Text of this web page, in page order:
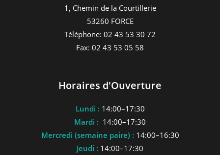
1, Chemin de la Courtillerie
53260 FORCE
Téléphone: 02 43 53 30 72
Fax: 02 43 53 05 58
Horaires d'Ouverture
Lundi : 14:00–17:30
Mardi : 14:00–17:30
Mercredi (semaine paire) : 14:00–16:30
Jeudi : 14:00–17:30